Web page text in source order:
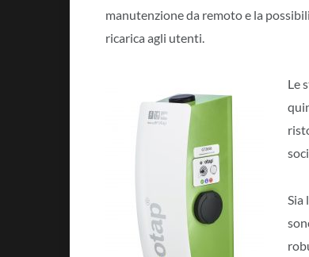
manutenzione da remoto e la
ricarica agli utenti.
Le
Sia